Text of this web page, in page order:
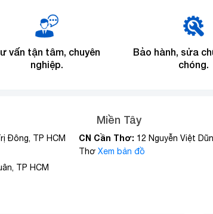
vấn tận tâm, chuyên
nghiệp.
Bảo hành, sửa
chóng.
Đông, TP HCM
TP HCM
Miền Tây
CN Cần Thơ: 12 Nguyễn Việt
Thơ Xem bản đồ